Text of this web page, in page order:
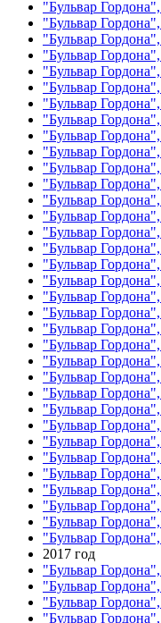
"Бульвар
"Бульвар
"Бульвар
"Бульвар
"Бульвар
"Бульвар
"Бульвар
"Бульвар
"Бульвар
"Бульвар
"Бульвар
"Бульвар
"Бульвар
"Бульвар
"Бульвар
"Бульвар
"Бульвар
"Бульвар
"Бульвар
"Бульвар
"Бульвар
"Бульвар
"Бульвар
"Бульвар
"Бульвар
"Бульвар
"Бульвар
"Бульвар
"Бульвар
"Бульвар
"Бульвар
"Бульвар
"Бульвар
"Бульвар
2017 год
"Бульвар
"Бульвар
"Бульвар
"Бульвар